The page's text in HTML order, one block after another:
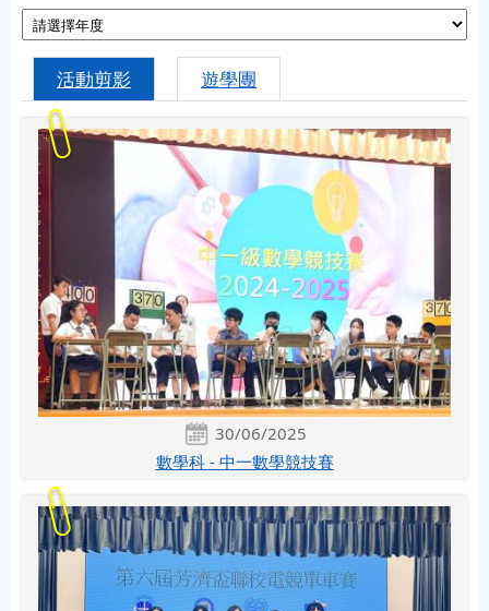
活動剪影 遊學團
30/06/2025
數學科 - 中一數學競技賽